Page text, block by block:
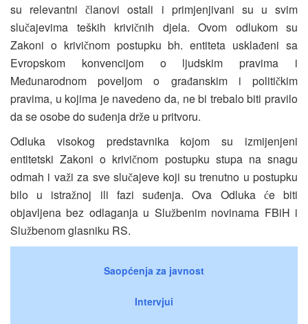
su relevantničlanovi ostali i primjenjivani su u svim
slučajevima teških krivičnih djela. Ovom odlukom su
Zakoni o krivičnom postupku bh. entiteta usklađeni sa
Evropskom konvencijom o ljudskim pravima i
Međunarodnom poveljom o građanskim i političkim
pravima, u kojima je navedeno da, ne bi trebalo biti pravilo
da se osobe do suđenja drže u pritvoru.
Odluka visokog predstavnika kojom su izmijenjeni
entitetski Zakoni o krivičnom postupku stupa na snagu
odmah i važi za sve slučajeve koji su trenutno u postupku
bilo u istražnoj ili fazi suđenja. Ova Odluka će biti
objavljena bez odlaganja u Službenim novinama FBiH i
Službenom glasniku RS.
Saopćenja za javnost
Intervjui